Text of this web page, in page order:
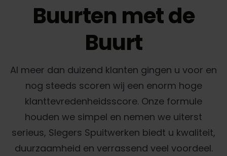
Buurten met de
Buurt
Al meer dan duizend klanten gingen u voor en
nog steeds scoren wij een enorm hoge
klanttevredenheidsscore. Onze formule
houden we simpel en nemen we uiterst
serieus, Slegers Spuitwerken biedt u kwaliteit,
duurzaamheid en verrassend veel voordeel.